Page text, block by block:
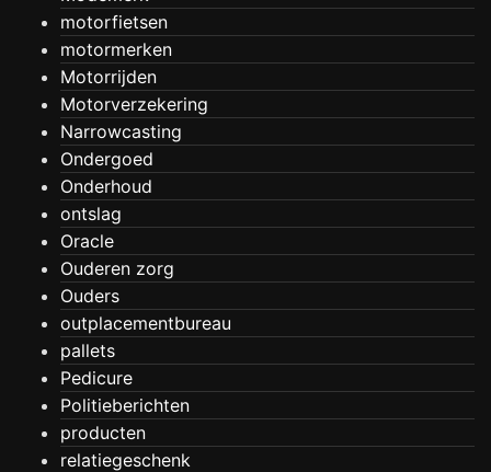
motorfietsen
motormerken
Motorrijden
Motorverzekering
Narrowcasting
Ondergoed
Onderhoud
ontslag
Oracle
Ouderen zorg
Ouders
outplacementbureau
pallets
Pedicure
Politieberichten
producten
relatiegeschenk